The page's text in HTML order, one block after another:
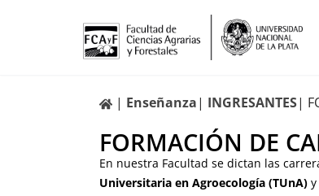
Enseñanza INGRESANTES
FORMACIÓN DE
En nuestra Facultad se dictan las
Universitaria en Agroecología (TUnA)